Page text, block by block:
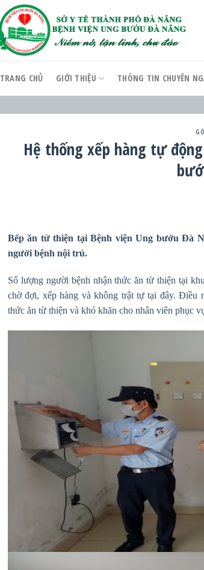
TRANG CHỦ GIỚI THIỆU THÔNG TIN CHUYÊN
Hệ thống xếp hàng tự
Bếp ăn từ thiện tại Bệnh viện Ung bướu Đà
người bệnh nội trú.
Số lượng người bệnh nhận thức ăn từ thiện tại
chờ đợi, xếp hàng và không trật tự tại đây. Điều
thức ăn từ thiện và khó khăn cho nhân viên phục